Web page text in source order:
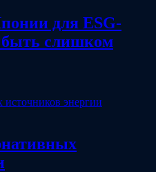
для ESG-
быть слишком